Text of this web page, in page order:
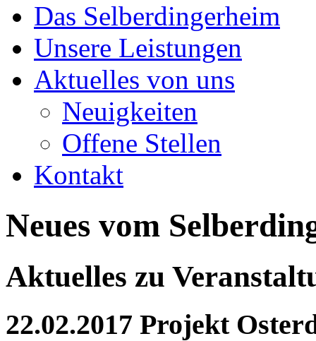
Das Selberdingerheim
Unsere Leistungen
Aktuelles von uns
Neuigkeiten
Offene Stellen
Kontakt
Neues vom
Aktuelles zu
22.02.2017 Projekt